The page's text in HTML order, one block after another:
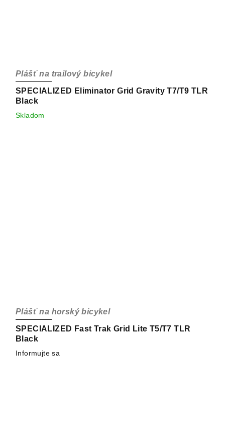
SPECIALIZED Eliminator Grid Gravity T7/T9 TLR
Black
Plášť na trailový bicykel
Skladom
SPECIALIZED Fast Trak Grid Lite T5/T7 TLR
Black
Plášť na horský bicykel
Informujte sa